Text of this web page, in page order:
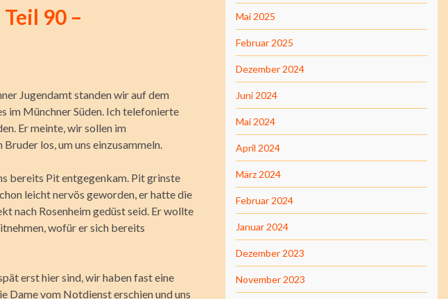
90 –
Jugendamt standen wir auf dem
im Münchner Süden. Ich telefonierte
Er meinte, wir sollen im
los, um uns einzusammeln.
bereits Pit entgegenkam. Pit grinste
leicht nervös geworden, er hatte die
nach Rosenheim gedüst seid. Er wollte
wofür er sich bereits
erst hier sind, wir haben fast eine
Dame vom Notdienst erschien und uns
Mai 2025
Februar 2025
Dezember 2024
Juni 2024
Mai 2024
April 2024
März 2024
Februar 2024
Januar 2024
Dezember 2023
November 2023